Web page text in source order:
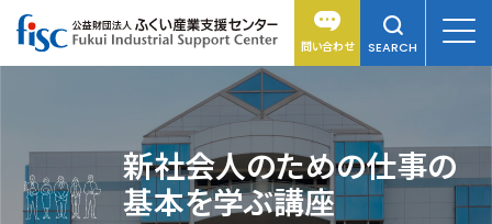
問い合わせ SEARCH
新社会人のための仕事の
基本を学ぶ講座